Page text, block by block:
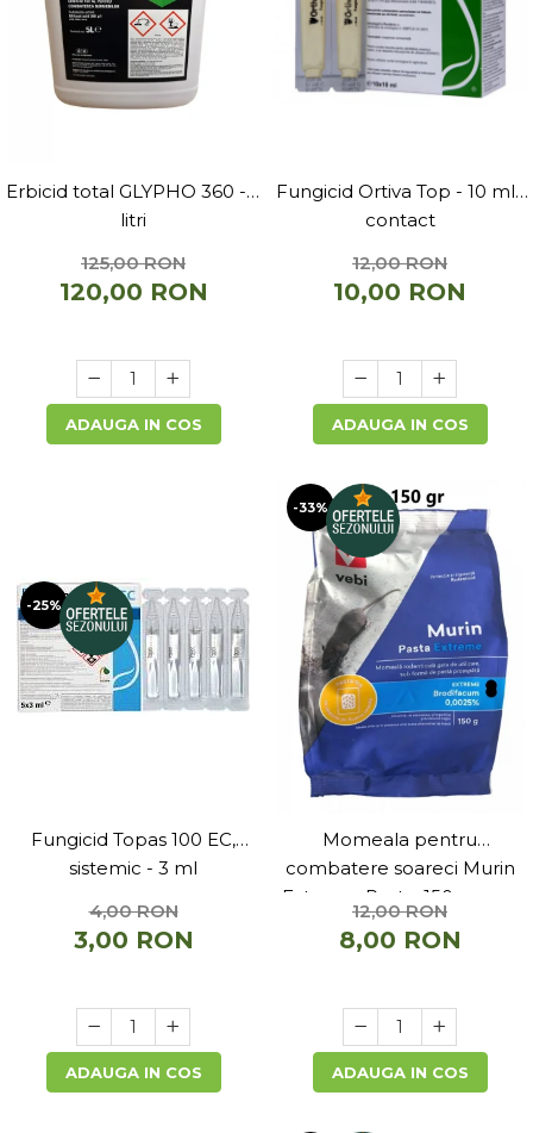
Erbicid total GLYPHO 360 - 5
litri
125,00 RON
120,00 RON
ADAUGA IN COS
Fungicid Ortiva Top - 10 ml ,
contact
12,00 RON
10,00 RON
ADAUGA IN COS
-25%
Fungicid Topas 100 EC,
sistemic - 3 ml
4,00 RON
3,00 RON
ADAUGA IN COS
-33%
Momeala pentru
combatere soareci Murin
Extreme Pasta, 150 grame
12,00 RON
8,00 RON
ADAUGA IN COS